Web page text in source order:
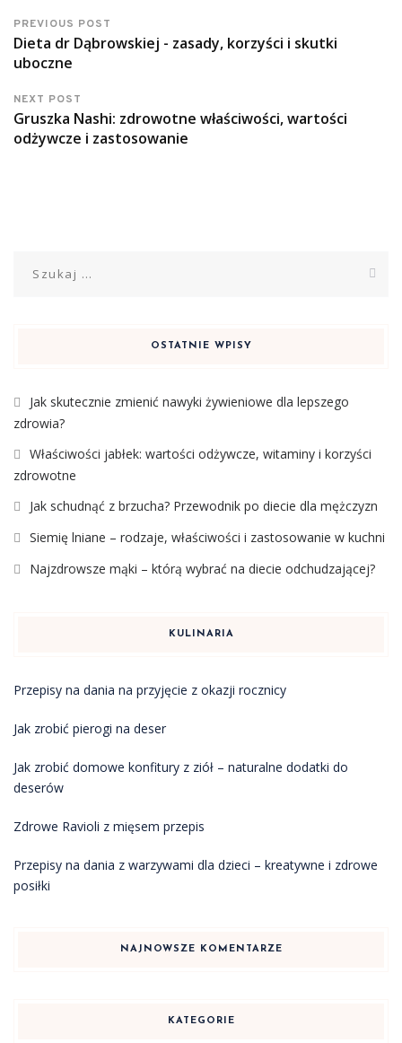
PREVIOUS POST
Dieta dr Dąbrowskiej - zasady, korzyści i skutki
uboczne
NEXT POST
Gruszka Nashi: zdrowotne właściwości, wartości
odżywcze i zastosowanie
OSTATNIE WPISY
Jak skutecznie zmienić nawyki żywieniowe dla lepszego
zdrowia?
Właściwości jabłek: wartości odżywcze, witaminy i korzyści
zdrowotne
Jak schudnąć z brzucha? Przewodnik po diecie dla mężczyzn
Siemię lniane – rodzaje, właściwości i zastosowanie w kuchni
Najzdrowsze mąki – którą wybrać na diecie odchudzającej?
KULINARIA
Przepisy na dania na przyjęcie z okazji rocznicy
Jak zrobić pierogi na deser
Jak zrobić domowe konfitury z ziół – naturalne dodatki do
deserów
Zdrowe Ravioli z mięsem przepis
Przepisy na dania z warzywami dla dzieci – kreatywne i zdrowe
posiłki
NAJNOWSZE KOMENTARZE
KATEGORIE